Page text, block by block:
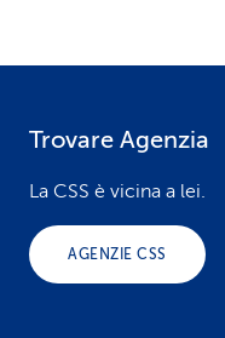
Trovare Agenzia
La CSS è vicina a lei.
AGENZIE CSS